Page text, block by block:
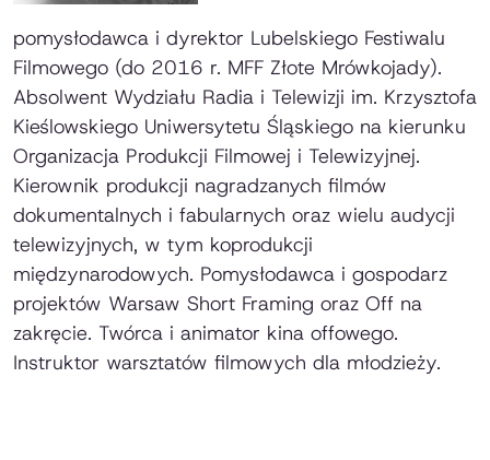
pomysłodawca i dyrektor Lubelskiego Festiwalu
Filmowego (do 2016 r. MFF Złote Mrówkojady).
Absolwent Wydziału Radia i Telewizji im. Krzysztofa
Kieślowskiego Uniwersytetu Śląskiego na kierunku
Organizacja Produkcji Filmowej i Telewizyjnej.
Kierownik produkcji nagradzanych filmów
dokumentalnych i fabularnych oraz wielu audycji
telewizyjnych, w tym koprodukcji
międzynarodowych. Pomysłodawca i gospodarz
projektów Warsaw Short Framing oraz Off na
zakręcie. Twórca i animator kina offowego.
Instruktor warsztatów filmowych dla młodzieży.